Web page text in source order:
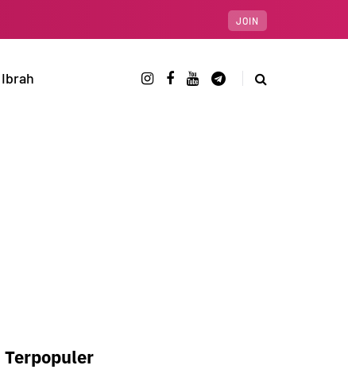
JOIN
Ibrah
Terpopuler